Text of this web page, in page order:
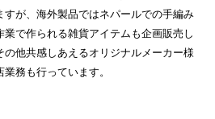
すが、海外製品ではネパールでの手編み
業で作られる雑貨アイテムも企画販売し
の他共感しあえるオリジナルメーカー様
務も行っています。